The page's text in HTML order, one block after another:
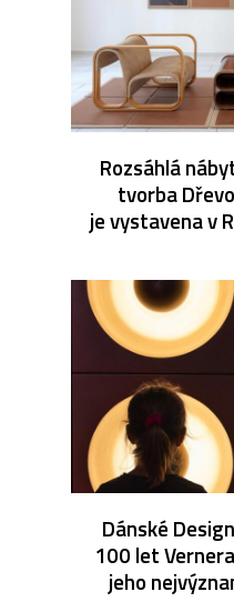
Rozsáhlá
tvorba
je vystavena v
Dánské
100 let
jeho